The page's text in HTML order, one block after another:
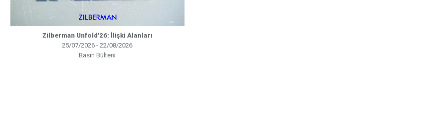
Zilberman Unfold'26: İlişki Alanları
25/07/2026 - 22/08/2026
Basın Bülteni